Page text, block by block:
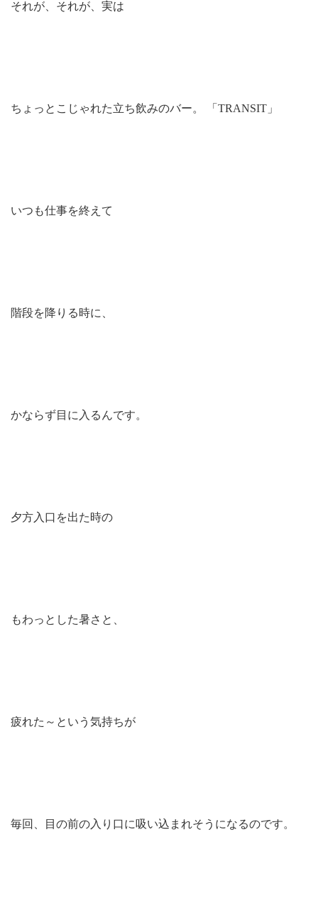
それが、それが、実は
ちょっとこじゃれた立ち飲みのバー。 「TRANSIT」
いつも仕事を終えて
階段を降りる時に、
かならず目に入るんです。
夕方入口を出た時の
もわっとした暑さと、
疲れた～という気持ちが
毎回、目の前の入り口に吸い込まれそうになるのです。